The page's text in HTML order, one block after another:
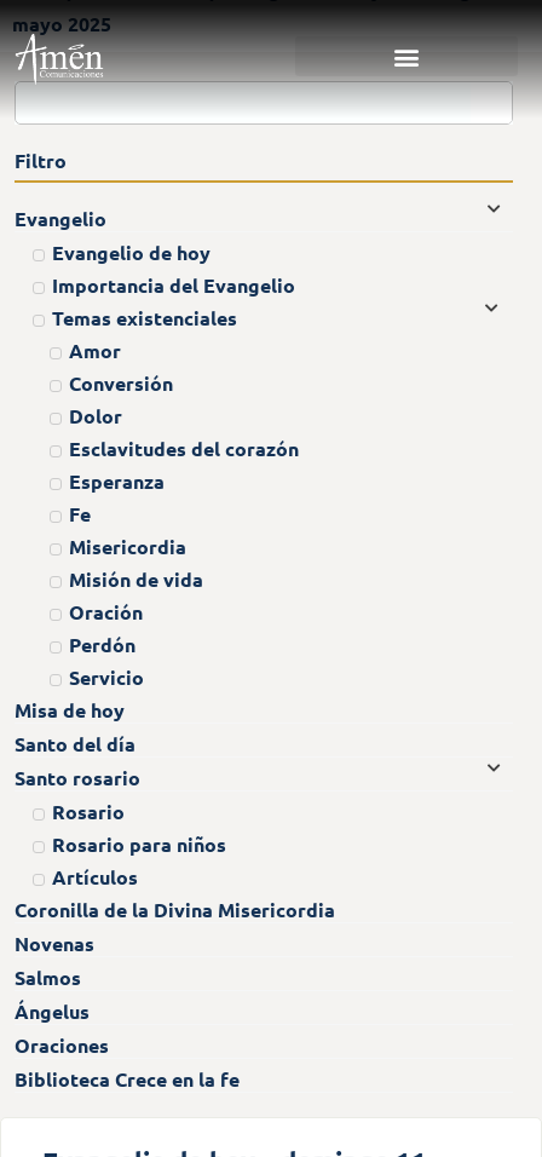
mayo 2025
Filtro
Evangelio
Evangelio de hoy
Importancia del Evangelio
Temas existenciales
Amor
Conversión
Dolor
Esclavitudes del corazón
Esperanza
Fe
Misericordia
Misión de vida
Oración
Perdón
Servicio
Misa de hoy
Santo del día
Santo rosario
Rosario
Rosario para niños
Artículos
Coronilla de la Divina Misericordia
Novenas
Salmos
Ángelus
Oraciones
Biblioteca Crece en la fe